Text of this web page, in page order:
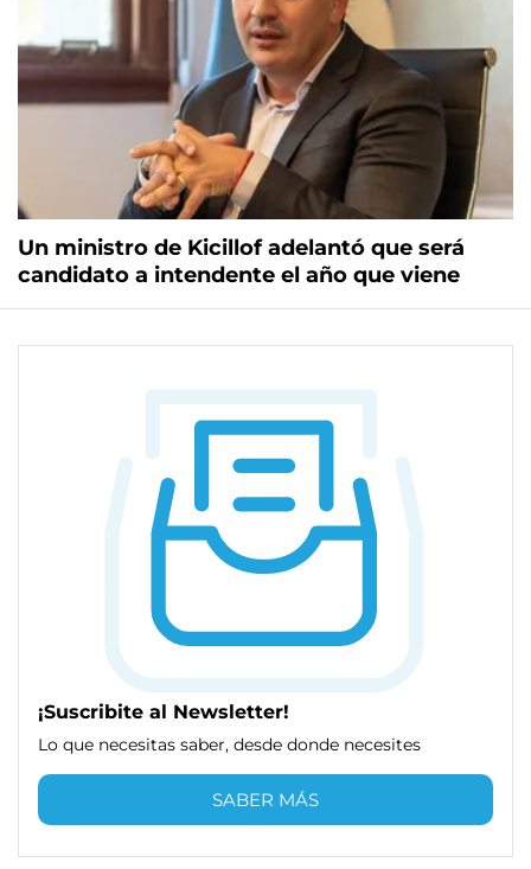
Un ministro de Kicillof adelantó que será
candidato a intendente el año que viene
¡Suscribite al Newsletter!
Lo que necesitas saber, desde donde necesites
SABER MÁS